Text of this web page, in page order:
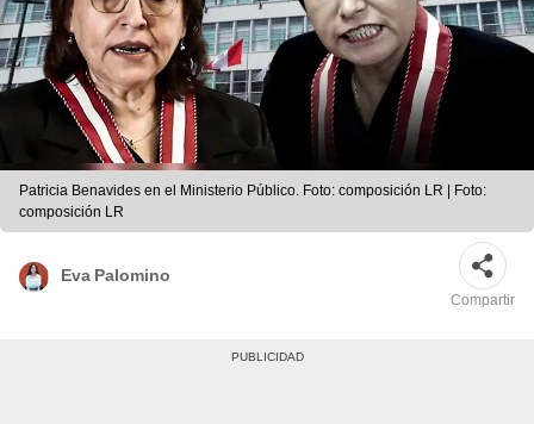
Patricia Benavides en el Ministerio Público. Foto: composición LR | Foto:
composición LR
Eva Palomino
Compartir